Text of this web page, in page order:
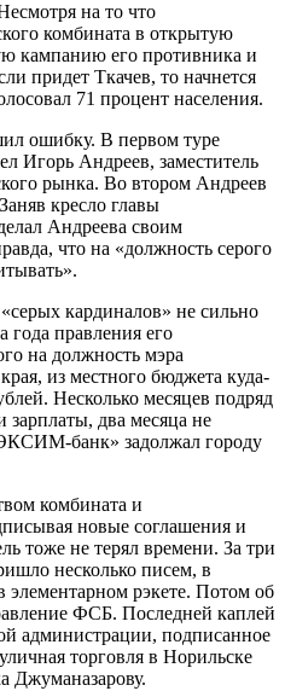
на то что
комбината в открытую
кампанию его противника и
придет Ткачев, то начнется
71 процент населения.
ошибку. В первом туре
Игорь Андреев, заместитель
рынка. Во втором Андреев
кресло главы
Андреева своим
что на «должность серого
кардиналов» не сильно
года правления его
на должность мэра
из местного бюджета куда-
Несколько месяцев подряд
два месяца не
банк» задолжал городу
комбината и
новые соглашения и
тоже не терял времени. За три
несколько писем, в
рэкете. Потом об
ФСБ. Последней каплей
администрации, подписанное
торговля в Норильске
Джуманазарову.